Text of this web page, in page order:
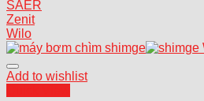
SAER
Zenit
Wilo
Add to wishlist